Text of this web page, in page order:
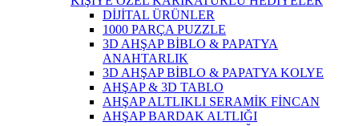
DİJİTAL ÜRÜNLER
1000 PARÇA PUZZLE
3D AHŞAP BİBLO & PAPATYA
ANAHTARLIK
3D AHŞAP BİBLO & PAPATYA KOLYE
AHŞAP & 3D TABLO
AHŞAP ALTLIKLI SERAMİK FİNCAN
AHŞAP BARDAK ALTLIĞI